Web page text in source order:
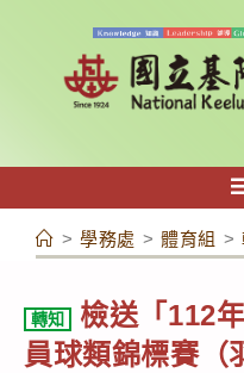
容
> 學務處 > 體育組 >
轉知
檢送「112
員球類錦標賽（